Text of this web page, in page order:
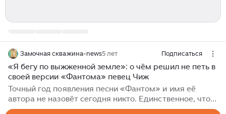
Замочная скважина-news5 лет Подписаться
«Я бегу по выжженной земле»: о чём решил не петь в
своей версии «Фантома» певец Чиж
Точный год появления песни «Фантом» и имя её
автора не назовёт сегодня никто. Единственное, что
можно сказать точно: стихи родились где-то в конце